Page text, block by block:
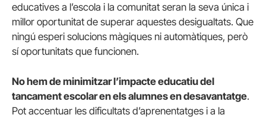
educatives a l’escola i la comunitat seran la seva única i
millor oportunitat de superar aquestes desigualtats. Que
ningú esperi solucions màgiques ni automàtiques, però
sí oportunitats que funcionen.
No hem de minimitzar l’impacte educatiu del
tancament escolar en els alumnes en desavantatge.
Pot accentuar les dificultats d’aprenentatges i a la